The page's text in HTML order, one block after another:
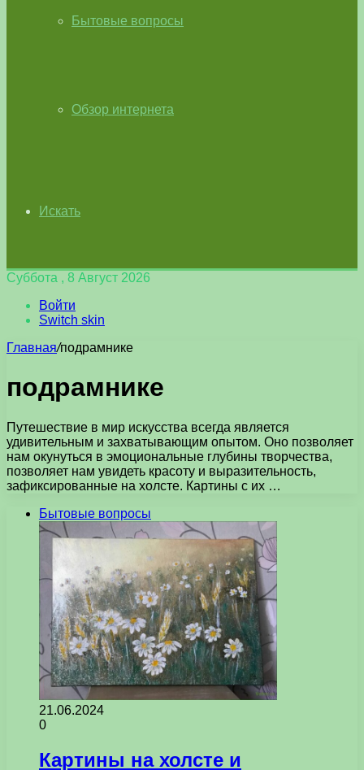
Бытовые вопросы
Обзор интернета
Искать
Суббота , 8 Август 2026
Войти
Switch skin
Главная/подрамнике
подрамнике
Путешествие в мир искусства всегда является
удивительным и захватывающим опытом. Оно позволяет
нам окунуться в эмоциональные глубины творчества,
позволяет нам увидеть красоту и выразительность,
зафиксированные на холсте. Картины с их …
Бытовые вопросы
21.06.2024
0
Картины на холсте и